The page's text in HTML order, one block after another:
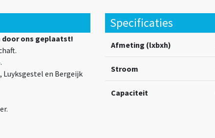
door ons geplaatst!
Luyksgestel en Bergeijk
Specificaties
Afmeting (lxbxh)
Stroom
Capaciteit